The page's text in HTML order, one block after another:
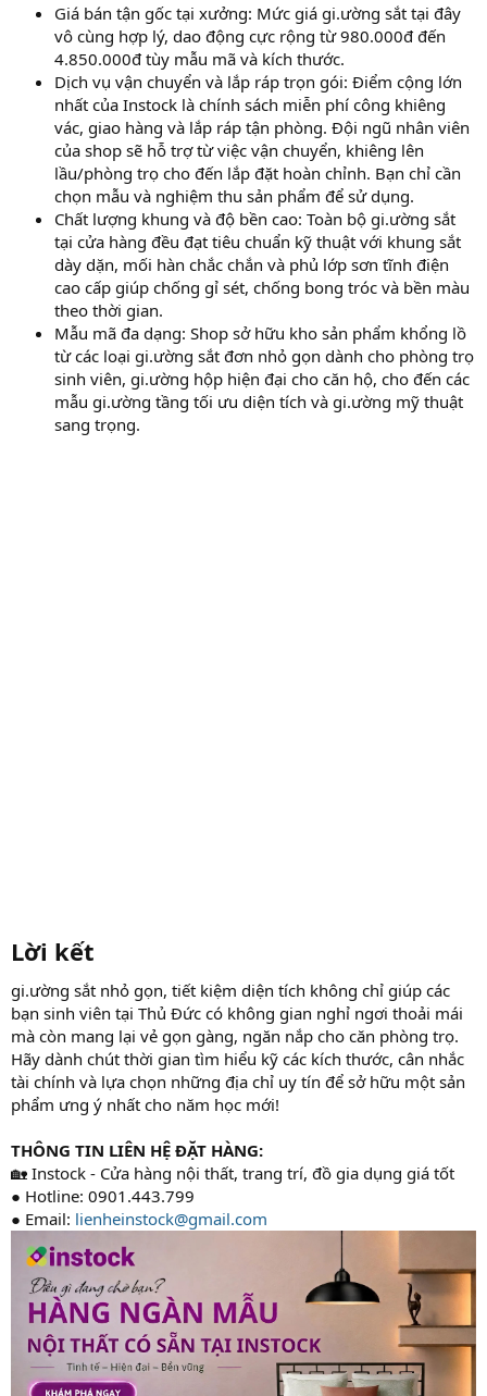
Giá bán tận gốc tại xưởng: Mức giá gi.ường sắt tại đây
vô cùng hợp lý, dao động cực rộng từ 980.000đ đến
4.850.000đ tùy mẫu mã và kích thước.
Dịch vụ vận chuyển và lắp ráp trọn gói: Điểm cộng lớn
nhất của Instock là chính sách miễn phí công khiêng
vác, giao hàng và lắp ráp tận phòng. Đội ngũ nhân viên
của shop sẽ hỗ trợ từ việc vận chuyển, khiêng lên
lầu/phòng trọ cho đến lắp đặt hoàn chỉnh. Bạn chỉ cần
chọn mẫu và nghiệm thu sản phẩm để sử dụng.
Chất lượng khung và độ bền cao: Toàn bộ gi.ường sắt
tại cửa hàng đều đạt tiêu chuẩn kỹ thuật với khung sắt
dày dặn, mối hàn chắc chắn và phủ lớp sơn tĩnh điện
cao cấp giúp chống gỉ sét, chống bong tróc và bền màu
theo thời gian.
Mẫu mã đa dạng: Shop sở hữu kho sản phẩm khổng lồ
từ các loại gi.ường sắt đơn nhỏ gọn dành cho phòng trọ
sinh viên, gi.ường hộp hiện đại cho căn hộ, cho đến các
mẫu gi.ường tầng tối ưu diện tích và gi.ường mỹ thuật
sang trọng.
Lời kết
gi.ường sắt nhỏ gọn, tiết kiệm diện tích không chỉ giúp các
bạn sinh viên tại Thủ Đức có không gian nghỉ ngơi thoải mái
mà còn mang lại vẻ gọn gàng, ngăn nắp cho căn phòng trọ.
Hãy dành chút thời gian tìm hiểu kỹ các kích thước, cân nhắc
tài chính và lựa chọn những địa chỉ uy tín để sở hữu một sản
phẩm ưng ý nhất cho năm học mới!
THÔNG TIN LIÊN HỆ ĐẶT HÀNG:
🏡 Instock - Cửa hàng nội thất, trang trí, đồ gia dụng giá tốt
● Hotline: 0901.443.799
● Email: lienheinstock@gmail.com